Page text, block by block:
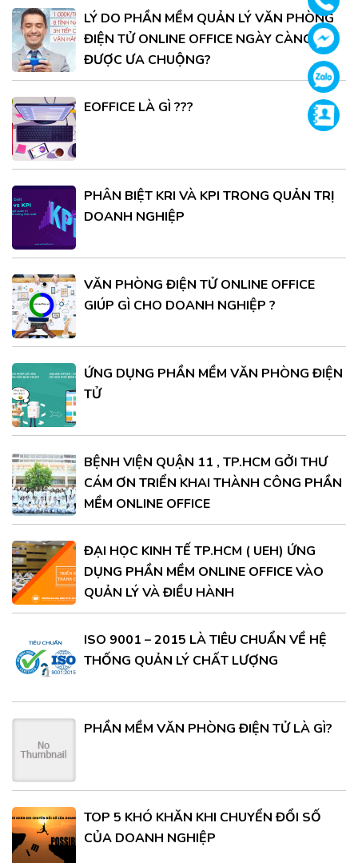
LÝ DO PHẦN MỀM QUẢN LÝ VĂN PHÒNG
ĐIỆN TỬ ONLINE OFFICE NGÀY CÀNG
ĐƯỢC ƯA CHUỘNG?
EOFFICE LÀ GÌ ???
PHÂN BIỆT KRI VÀ KPI TRONG QUẢN TRỊ
DOANH NGHIỆP
VĂN PHÒNG ĐIỆN TỬ ONLINE OFFICE
GIÚP GÌ CHO DOANH NGHIỆP ?
ỨNG DỤNG PHẦN MỀM VĂN PHÒNG ĐIỆN
TỬ
BỆNH VIỆN QUẬN 11 , TP.HCM GỞI THƯ
CÁM ƠN TRIỂN KHAI THÀNH CÔNG PHẦN
MỀM ONLINE OFFICE
ĐẠI HỌC KINH TẾ TP.HCM ( UEH) ỨNG
DỤNG PHẦN MỀM ONLINE OFFICE VÀO
QUẢN LÝ VÀ ĐIỀU HÀNH
ISO 9001 – 2015 LÀ TIÊU CHUẨN VỀ HỆ
THỐNG QUẢN LÝ CHẤT LƯỢNG
PHẦN MỀM VĂN PHÒNG ĐIỆN TỬ LÀ GÌ?
TOP 5 KHÓ KHĂN KHI CHUYỂN ĐỔI SỐ
CỦA DOANH NGHIỆP